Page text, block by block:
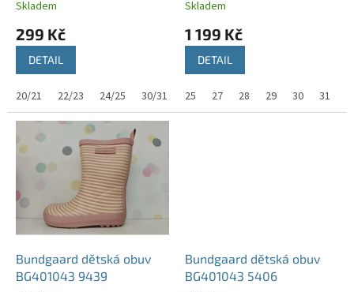
Skladem
299 Kč
DETAIL
20/21 22/23 24/25 30/31
Skladem
1 199 Kč
DETAIL
25 27 28 29 30 31
Bundgaard dětská obuv
BG401043 9439
Bundgaard dětská obuv
BG401043 5406